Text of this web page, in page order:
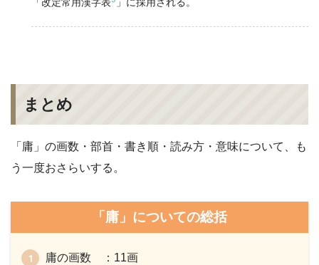
「改定常用漢字表
」に採用される。
まとめ
「庸」の画数・部首・書き順・読み方・意味について、も
う一度おさらいする。
「庸」についての総括
庸の画数 ：11画